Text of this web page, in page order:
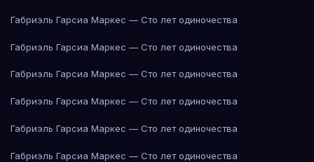
Габриэль Гарсиа Маркес — Сто лет одиночества
Габриэль Гарсиа Маркес — Сто лет одиночества
Габриэль Гарсиа Маркес — Сто лет одиночества
Габриэль Гарсиа Маркес — Сто лет одиночества
Габриэль Гарсиа Маркес — Сто лет одиночества
Габриэль Гарсиа Маркес — Сто лет одиночества